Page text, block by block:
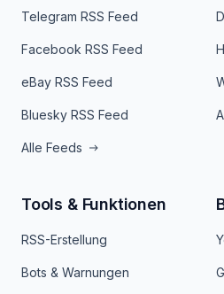
Telegram RSS Feed
Facebook RSS Feed
eBay RSS Feed
Bluesky RSS Feed
Alle Feeds
Tools & Funktionen
RSS-Erstellung
Bots & Warnungen